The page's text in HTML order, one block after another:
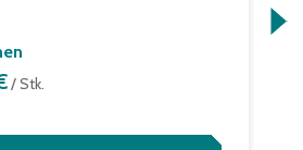
/ Stk.